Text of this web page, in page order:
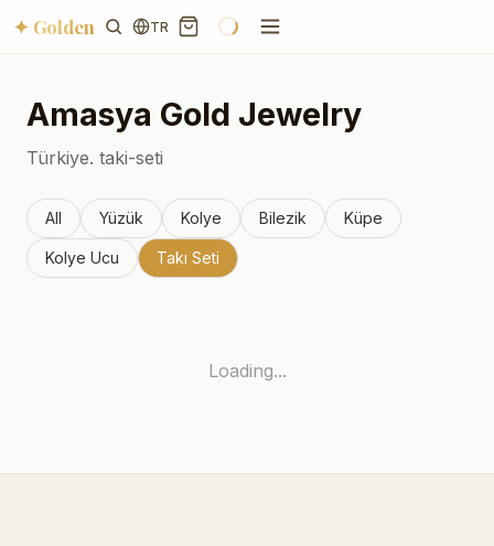
✦ Golden TR
Amasya Gold Jewelry
Türkiye. taki-seti
All Yüzük Kolye Bilezik Küpe
Kolye Ucu Takı Seti
Loading...